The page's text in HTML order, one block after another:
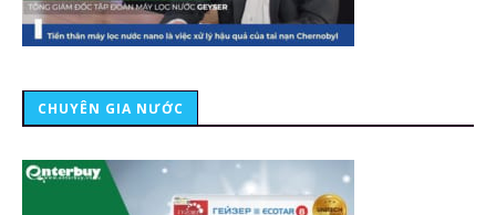
CHUYÊN GIA NƯỚC